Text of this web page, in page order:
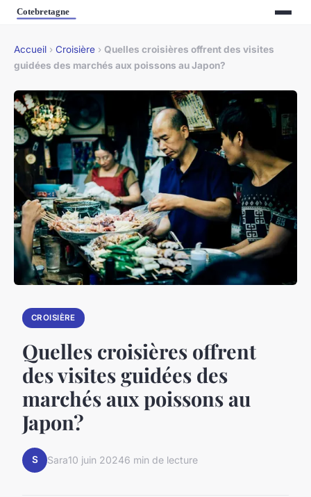
Accueil › Croisière › Quelles croisières offrent des visites
guidées des marchés aux poissons au Japon?
CROISIÈRE
Quelles croisières offrent
des visites guidées des
marchés aux poissons au
Japon?
S Sara10 juin 20246 min de lecture